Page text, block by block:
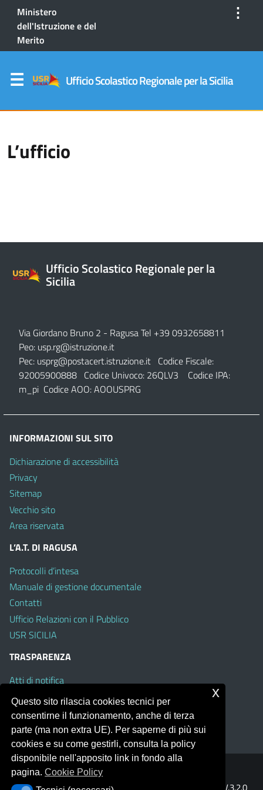
Ministero
dell'Istruzione e del
Merito
⋮
Ufficio Scolastico Regionale per la Sicilia
L’ufficio
Ufficio Scolastico Regionale per la
Sicilia
Via Giordano Bruno 2 - Ragusa Tel +39 0932658811
Peo: usp.rg@istruzione.it
Pec: usprg@postacert.istruzione.it Codice Fiscale:
92005900888 Codice Univoco: 26QLV3 Codice IPA:
m_pi Codice AOO: AOOUSPRG
INFORMAZIONI SUL SITO
Dichiarazione di accessibilità
Privacy
Sitemap
Vecchio sito
Area riservata
L’A.T. DI RAGUSA
Protocolli d’intesa
Manuale di gestione documentale
Contatti
Ufficio Relazioni con il Pubblico
USR SICILIA
TRASPARENZA
Atti di notifica
Albo on line
Amministrazione Trasparente
Obiettivi di Accessibilità
Portale realizzato con la piattaforma
Template Italia configurato sul tema accessibile
V.3.2.0
Questo sito rilascia cookies tecnici per
consentirne il funzionamento, anche di terza
parte (ma non extra UE). Per saperne di più sui
cookies e su come gestirli, consulta la policy
disponibile nell'apposito link in fondo alla
pagina.Cookie Policy
x